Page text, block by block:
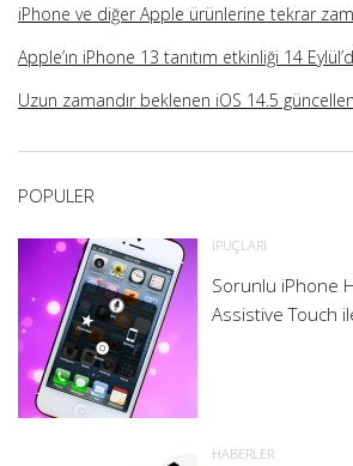
iPhone ve diğer Apple ürünlerine tekrar
Apple’ın iPhone 13 tanıtım etkinliği 14
Uzun zamandır beklenen iOS 14.5
POPULER
İPUÇLARI
Sorunlu iPhone
Assistive Touch
HABERLER